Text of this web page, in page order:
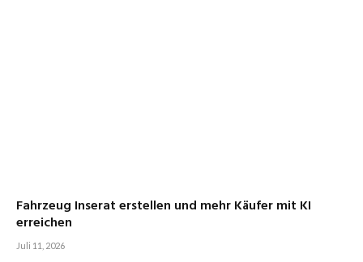
Fahrzeug Inserat erstellen und mehr Käufer mit KI
erreichen
Juli 11, 2026